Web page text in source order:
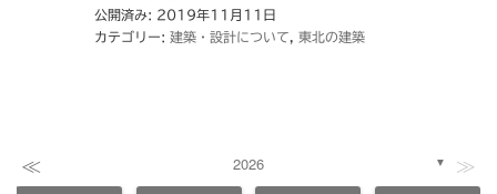
公開済み: 2019年11月11日
カテゴリー: 建築・設計について, 東北の建築
≪ 2026 ▼ ≫